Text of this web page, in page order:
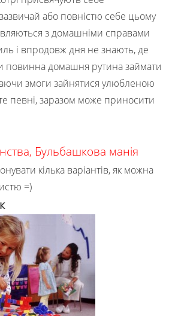
або повністю себе цьому
з домашніми справами
і впродовж дня не знають, де
повинна домашня рутина займати
змоги зайнятися улюбленою
певні, заразом може приносити
Бульбашкова манія
кілька варіантів, як можна
=)